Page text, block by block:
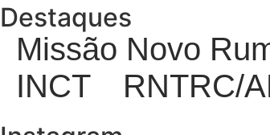
Destaques
Missão Novo
INCT
RNTRC/